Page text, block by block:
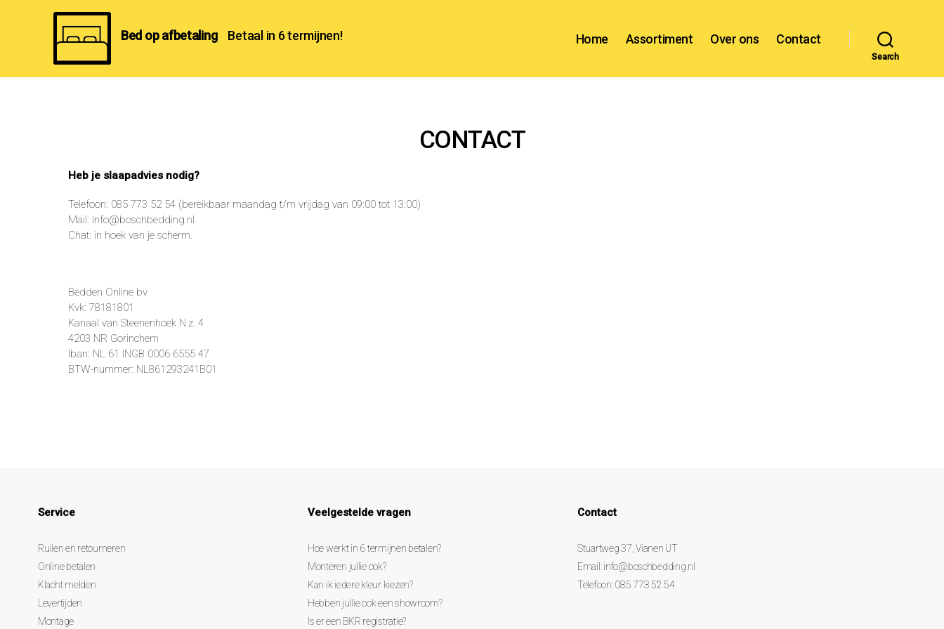
Bed
Bed op afbetaling Betaal in 6 termijnen! Home Assortiment Over ons Contact
Search
CONTACT
Heb je slaapadvies nodig?
Telefoon: 085 773 52 54 (bereikbaar maandag t/m vrijdag van 09:00 tot 13:00)
Mail: Info@boschbedding.nl
Chat: in hoek van je scherm.
Bedden Online bv
Kvk: 78181801
Kanaal van Steenenhoek N.z. 4
4203 NR Gorinchem
Iban: NL 61 INGB 0006 6555 47
BTW-nummer: NL861293241B01
Service
Ruilen en retourneren
Online betalen
Klacht melden
Levertijden
Montage
Veelgestelde vragen
Hoe werkt in 6 termijnen betalen?
Monteren jullie ook?
Kan ik iedere kleur kiezen?
Hebben jullie ook een showroom?
Is er een BKR registratie?
Contact
Stuartweg 37, Vianen UT
Email:info@boschbedding.nl
Telefoon: 085 773 52 54